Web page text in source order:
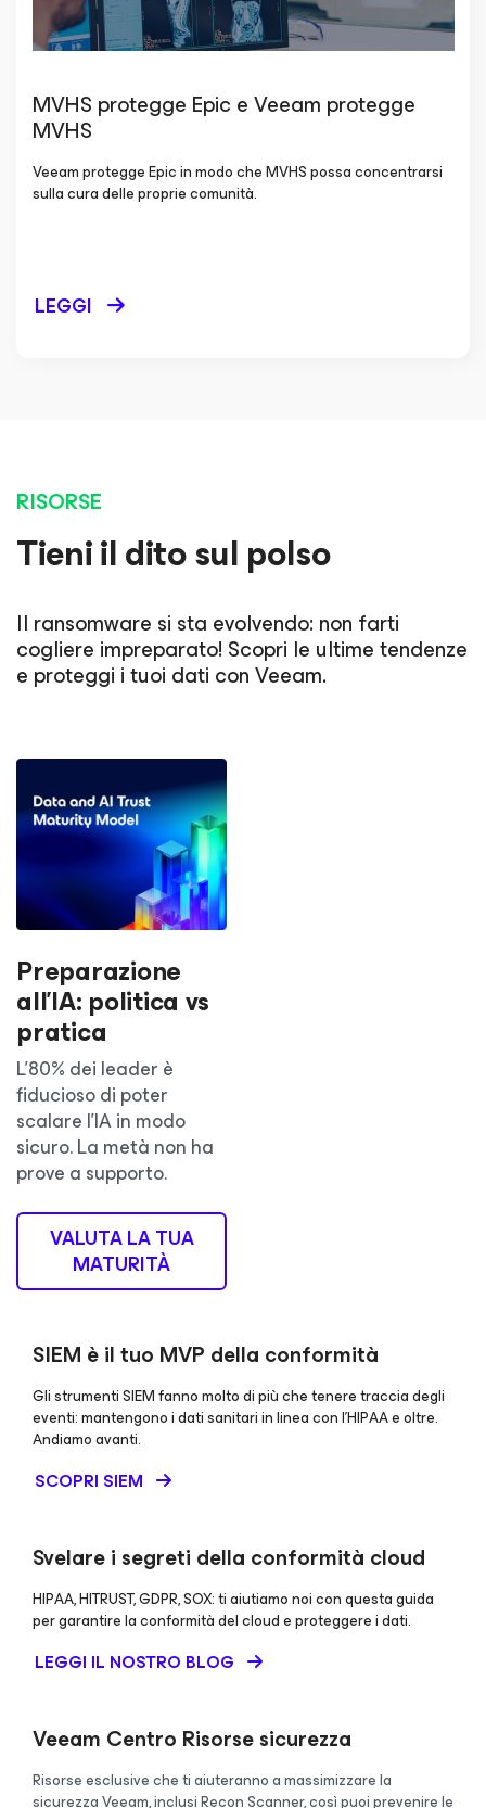
MVHS protegge Epic e Veeam protegge
MVHS
Veeam protegge Epic in modo che MVHS possa concentrarsi
sulla cura delle proprie comunità.
LEGGI
RISORSE
Tieni il dito sul polso
Il ransomware si sta evolvendo: non farti
cogliere impreparato! Scopri le ultime tendenze
e proteggi i tuoi dati con Veeam.
Preparazione
all'IA: politica vs
pratica
L'80% dei leader è
fiducioso di poter
scalare l'IA in modo
sicuro. La metà non ha
prove a supporto.
VALUTA LA TUA
MATURITÀ
SIEM è il tuo MVP della conformità
Gli strumenti SIEM fanno molto di più che tenere traccia degli
eventi: mantengono i dati sanitari in linea con l'HIPAA e oltre.
Andiamo avanti.
SCOPRI SIEM
Svelare i segreti della conformità cloud
HIPAA, HITRUST, GDPR, SOX: ti aiutiamo noi con questa guida
per garantire la conformità del cloud e proteggere i dati.
LEGGI IL NOSTRO BLOG
Veeam Centro Risorse sicurezza
Risorse esclusive che ti aiuteranno a massimizzare la
sicurezza Veeam, inclusi Recon Scanner, così puoi prevenire le